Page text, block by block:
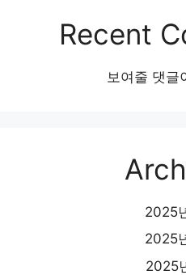
Recent
보여줄 댓글
2025
2025
2025